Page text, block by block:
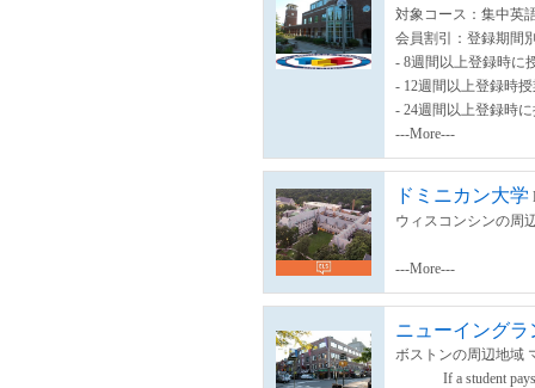
対象コース：集中英
会員割引：登録期間
- 8週間以上登録時に
- 12週間以上登録時
- 24週間以上登録時
---More---
ドミニカン大学
ウィスコンシンの周
---More---
ニューイング
ボストンの周辺地域
If a student